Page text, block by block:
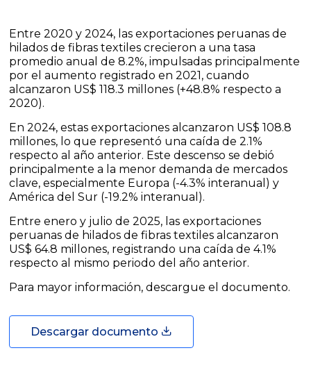
Entre 2020 y 2024, las exportaciones peruanas de
hilados de fibras textiles crecieron a una tasa
promedio anual de 8.2%, impulsadas principalmente
por el aumento registrado en 2021, cuando
alcanzaron US$ 118.3 millones (+48.8% respecto a
2020).
En 2024, estas exportaciones alcanzaron US$ 108.8
millones, lo que representó una caída de 2.1%
respecto al año anterior. Este descenso se debió
principalmente a la menor demanda de mercados
clave, especialmente Europa (-4.3% interanual) y
América del Sur (-19.2% interanual).
Entre enero y julio de 2025, las exportaciones
peruanas de hilados de fibras textiles alcanzaron
US$ 64.8 millones, registrando una caída de 4.1%
respecto al mismo periodo del año anterior.
Para mayor información, descargue el documento.
Descargar documento